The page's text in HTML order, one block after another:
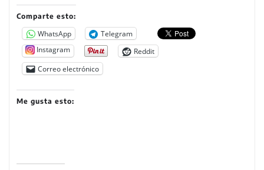
Comparte esto:
WhatsApp
Telegram
Instagram
Reddit
Correo electrónico
Me gusta esto: